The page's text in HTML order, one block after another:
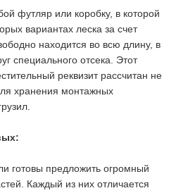
футляр или коробку, в которой
вариантах леска за счет
находится во всю длину, в
специального отсека. Этот
реквизит рассчитан не
хранения монтажных
готовы предложить огромный
Каждый из них отличается